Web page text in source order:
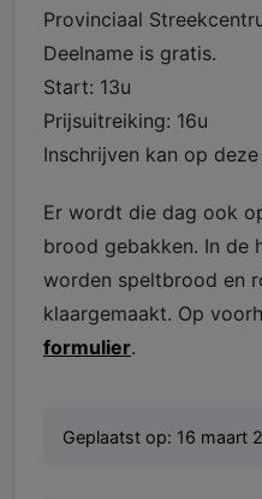
Provinciaal
Deelname is gratis.
Start: 13u
Prijsuitreiking: 16u
Inschrijven kan op deze
Er wordt die dag ook
brood gebakken. In de
worden speltbrood en
klaargemaakt. Op
formulier.
Geplaatst op: 16 maart